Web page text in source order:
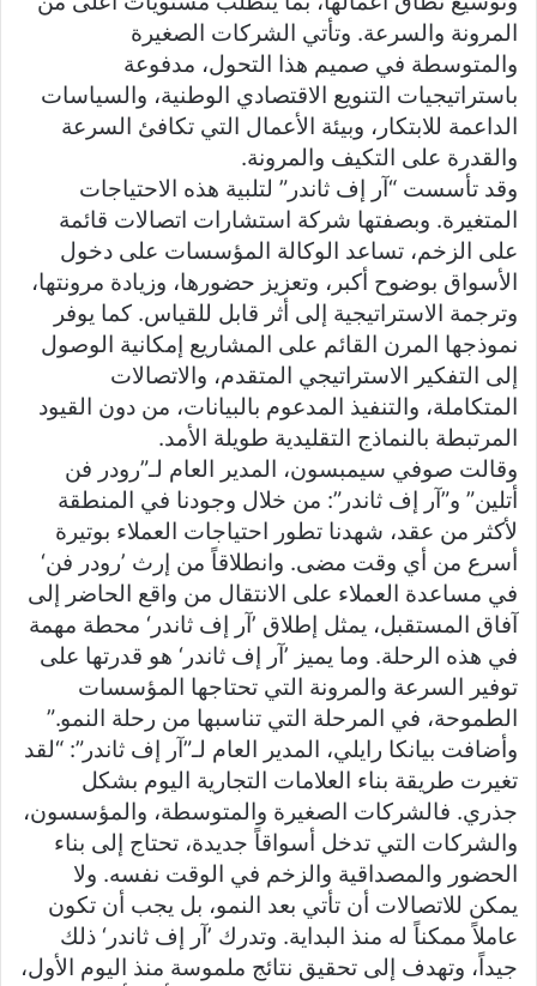
المرونة والسرعة. وتأتي الشركات الصغيرة
والمتوسطة في صميم هذا التحول، مدفوعة
باستراتيجيات التنويع الاقتصادي الوطنية، والسياسات
الداعمة للابتكار، وبيئة الأعمال التي تكافئ السرعة
والقدرة على التكيف والمرونة.
وقد تأسست “آر إف ثاندر” لتلبية هذه الاحتياجات
المتغيرة. وبصفتها شركة استشارات اتصالات قائمة
على الزخم، تساعد الوكالة المؤسسات على دخول
الأسواق بوضوح أكبر، وتعزيز حضورها، وزيادة مرونتها،
وترجمة الاستراتيجية إلى أثر قابل للقياس. كما يوفر
نموذجها المرن القائم على المشاريع إمكانية الوصول
إلى التفكير الاستراتيجي المتقدم، والاتصالات
المتكاملة، والتنفيذ المدعوم بالبيانات، من دون القيود
المرتبطة بالنماذج التقليدية طويلة الأمد.
وقالت صوفي سيمبسون، المدير العام لـ”رودر فن
أتلين” و”آر إف ثاندر”: من خلال وجودنا في المنطقة
لأكثر من عقد، شهدنا تطور احتياجات العملاء بوتيرة
أسرع من أي وقت مضى. وانطلاقاً من إرث ’رودر فن‘
في مساعدة العملاء على الانتقال من واقع الحاضر إلى
آفاق المستقبل، يمثل إطلاق ’آر إف ثاندر‘ محطة مهمة
في هذه الرحلة. وما يميز ’آر إف ثاندر‘ هو قدرتها على
توفير السرعة والمرونة التي تحتاجها المؤسسات
الطموحة، في المرحلة التي تناسبها من رحلة النمو.”
وأضافت بيانكا رايلي، المدير العام لـ”آر إف ثاندر”: “لقد
تغيرت طريقة بناء العلامات التجارية اليوم بشكل
جذري. فالشركات الصغيرة والمتوسطة، والمؤسسون،
والشركات التي تدخل أسواقاً جديدة، تحتاج إلى بناء
الحضور والمصداقية والزخم في الوقت نفسه. ولا
يمكن للاتصالات أن تأتي بعد النمو، بل يجب أن تكون
عاملاً ممكناً له منذ البداية. وتدرك ’آر إف ثاندر‘ ذلك
جيداً، وتهدف إلى تحقيق نتائج ملموسة منذ اليوم الأول،